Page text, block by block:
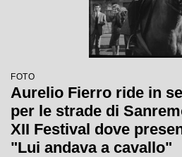
FOTO
Aurelio Fierro ride in
per le strade di
XII Festival dove
"Lui andava a cavallo"